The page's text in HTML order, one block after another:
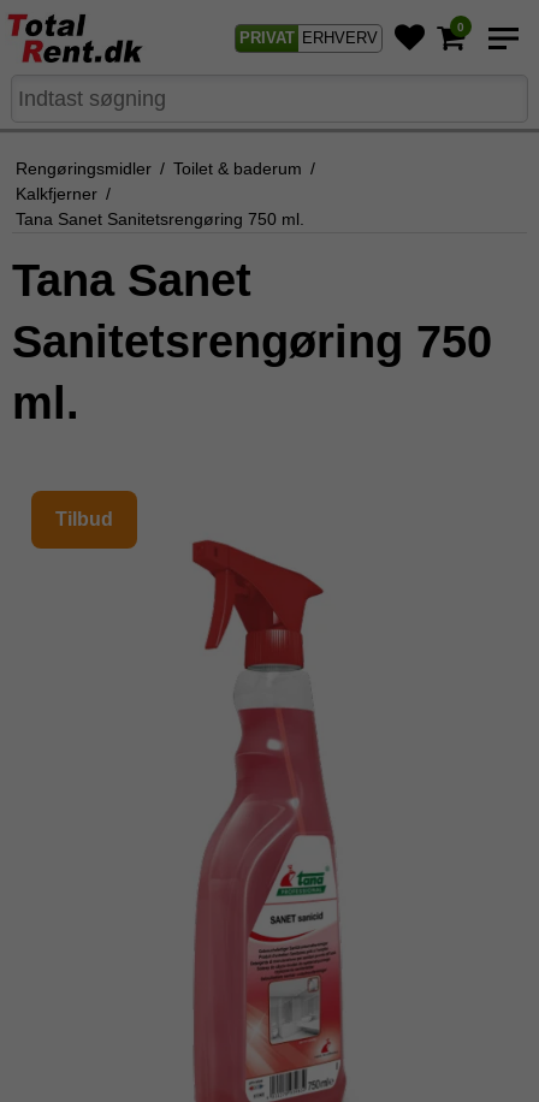
PRIVAT ERHVERV
0
Rengøringsmidler / Toilet & baderum /
Kalkfjerner /
Tana Sanet Sanitetsrengøring 750 ml.
Tana Sanet
Sanitetsrengøring 750
ml.
Tilbud